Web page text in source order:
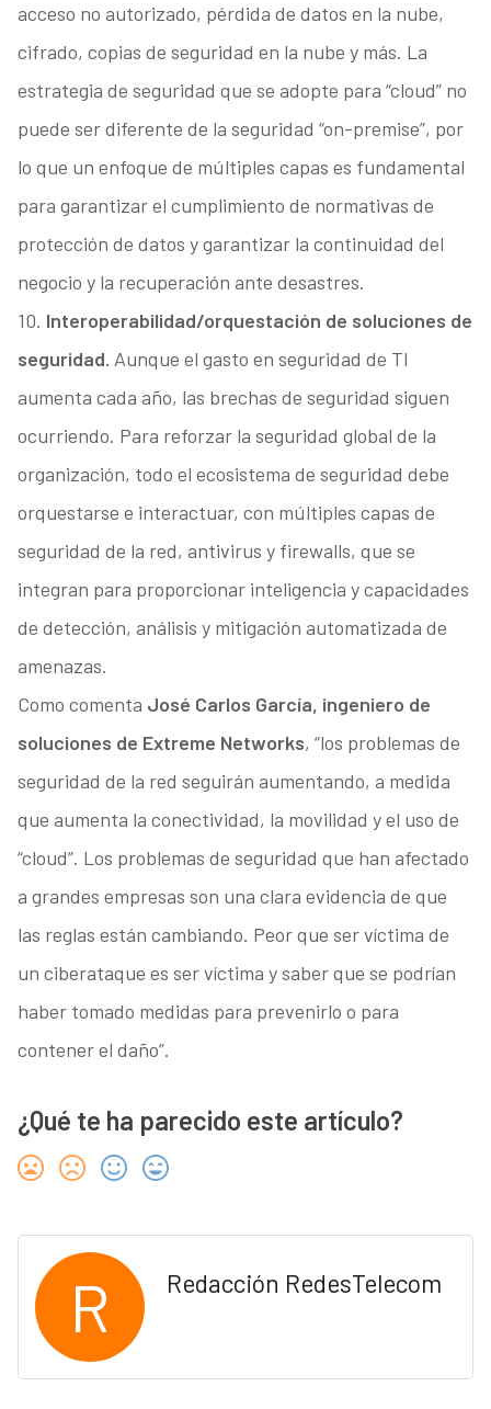
acceso no autorizado, pérdida de datos en la nube,
cifrado, copias de seguridad en la nube y más. La
estrategia de seguridad que se adopte para “cloud” no
puede ser diferente de la seguridad “on-premise”, por
lo que un enfoque de múltiples capas es fundamental
para garantizar el cumplimiento de normativas de
protección de datos y garantizar la continuidad del
negocio y la recuperación ante desastres.
10. Interoperabilidad/orquestación de soluciones de
seguridad. Aunque el gasto en seguridad de TI
aumenta cada año, las brechas de seguridad siguen
ocurriendo. Para reforzar la seguridad global de la
organización, todo el ecosistema de seguridad debe
orquestarse e interactuar, con múltiples capas de
seguridad de la red, antivirus y firewalls, que se
integran para proporcionar inteligencia y capacidades
de detección, análisis y mitigación automatizada de
amenazas.
Como comenta José Carlos García, ingeniero de
soluciones de Extreme Networks, “los problemas de
seguridad de la red seguirán aumentando, a medida
que aumenta la conectividad, la movilidad y el uso de
“cloud”. Los problemas de seguridad que han afectado
a grandes empresas son una clara evidencia de que
las reglas están cambiando. Peor que ser víctima de
un ciberataque es ser víctima y saber que se podrían
haber tomado medidas para prevenirlo o para
contener el daño”.
¿Qué te ha parecido este artículo?
R Redacción RedesTelecom